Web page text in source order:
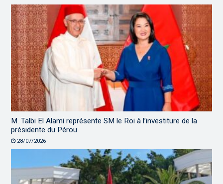
M. Talbi El Alami représente SM le Roi à l’investiture de la
présidente du Pérou
28/07/2026